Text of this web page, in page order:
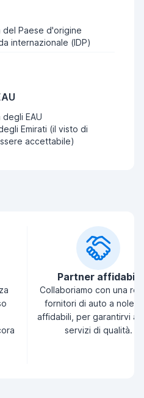
Paese d'origine
internazionale (IDP)
EAU
Emirati (il visto di
accettabile)
Partner affidabili
Collaboriamo con una
fornitori di auto a
affidabili, per garantirvi
servizi di qualità.